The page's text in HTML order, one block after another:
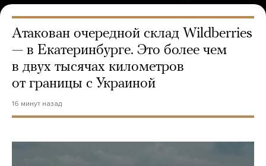
Атакован очередной склад Wildberries
— в Екатеринбурге. Это более чем
в двух тысячах километров
от границы с Украиной
16 минут назад